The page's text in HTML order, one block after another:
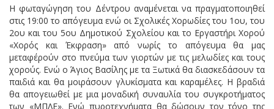
Η φωταγώγηση του Δέντρου αναμένεται να πραγματοποιηθεί
στις 19:00 το απόγευμα ενώ οι Σχολικές Χορωδίες του 1ου, του
2ου και του 5ου Δημοτικού Σχολείου και το Εργαστήρι Χορού
«Χορός και Έκφραση» από νωρίς το απόγευμα θα μας
μεταφέρούν στο πνεύμα των γιορτών με τις μελωδίες και τους
χορούς. Ενώ ο Άγιος Βασίλης με τα Ξωτικά θα διασκεδάσουν τα
παιδιά και θα μοιράσουν γλυκίσματα και καραμέλες. Η βραδιά
θα απογειωθεί με μια μοναδική συναυλία του συγκροτήματος
των «ΜΠΛΕ». Ενώ πυροτεχνήματα θα δώσουν τον τόνο της